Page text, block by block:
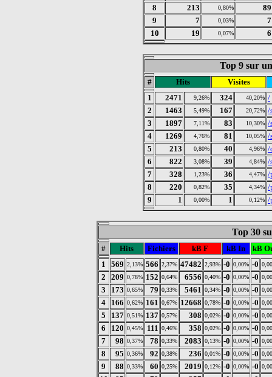
8
213 0,80%
89
9
7 0,03%
7
10
19 0,07% 6
Top 9 sur
# Hits
Visites
1
2471 9,26% 324 40,20% /
2
1463 5,49% 167 20,72% /
3
1897 7,11% 83 10,30% /
4
1269 4,76% 81 10,05% /
5
213 0,80% 40 4,96% /
6
822 3,08% 39 4,84% /
7
328 1,23% 36 4,47% /
8
220 0,82% 35 4,34% /
9
1 0,00% 1 0,12% /
Top 30
# Hits Fichiers kB F kB In
kB
1
569 2,13% 566 2,37% 47482 2,93% -0 0,00% -0
2 209 0,78% 152 0,64% 6556 0,40% -0 0,00% -0
3 173 0,65% 79 0,33% 5461 0,34% -0 0,00% -0
4 166 0,62% 161 0,67% 12668 0,78% -0 0,00% -0
5 137 0,51% 137 0,57% 308 0,02% -0 0,00% -0
6 120 0,45% 111 0,46% 358 0,02% -0 0,00% -0
7 98 0,37% 78 0,33% 2083 0,13% -0 0,00% -0
8 95 0,36% 92 0,38% 236 0,01% -0 0,00% -0
9 88 0,33% 60 0,25% 2019 0,12% -0 0,00% -0